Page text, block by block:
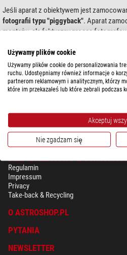
Jeśli aparat z obiektywem jest
fotografii typu "piggyback". Aparat
montażu, ale faktyczny proces
Drugim bardzo ważnym wariantem są
także adapterami smartfonów. Służą
"piggyback", albo do stabilnego
druga metoda umożliwia wykonywanie
Regulamin
Impressum
Privacy
Take-back & Recycling
O ASTROSHOP.PL
PYTANIA
NEWSLETTER
Używamy plików cookie
Używamy plików cookie do personalizowania
ruchu. Udostępniamy również informacje o
partnerom reklamowym i analitycznym, którzy
które im przekazałeś lub które zebrali podczas
Akceptuj
Nie zgadzam się